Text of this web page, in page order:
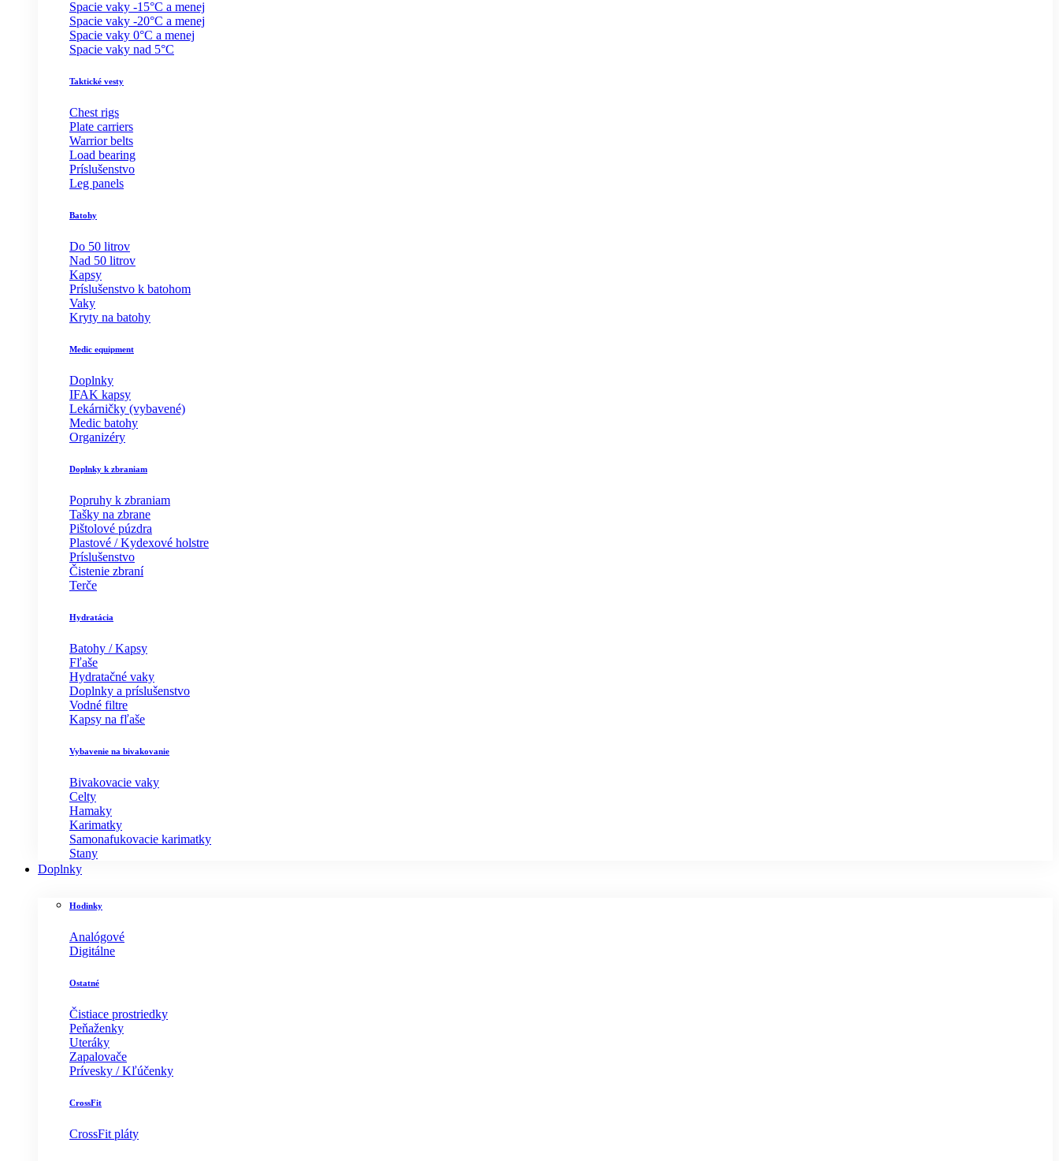
Spacie vaky -15°C a menej
Spacie vaky -20°C a menej
Spacie vaky 0°C a menej
Spacie vaky nad 5°C
Taktické vesty
Chest rigs
Plate carriers
Warrior belts
Load bearing
Príslušenstvo
Leg panels
Batohy
Do 50 litrov
Nad 50 litrov
Kapsy
Príslušenstvo k batohom
Vaky
Kryty na batohy
Medic equipment
Doplnky
IFAK kapsy
Lekárničky (vybavené)
Medic batohy
Organizéry
Doplnky k zbraniam
Popruhy k zbraniam
Tašky na zbrane
Pištolové púzdra
Plastové / Kydexové holstre
Príslušenstvo
Čistenie zbraní
Terče
Hydratácia
Batohy / Kapsy
Fľaše
Hydratačné vaky
Doplnky a príslušenstvo
Vodné filtre
Kapsy na fľaše
Vybavenie na bivakovanie
Bivakovacie vaky
Celty
Hamaky
Karimatky
Samonafukovacie karimatky
Stany
Doplnky
Hodinky
Analógové
Digitálne
Ostatné
Čistiace prostriedky
Peňaženky
Uteráky
Zapalovače
Prívesky / Kľúčenky
CrossFit
CrossFit pláty